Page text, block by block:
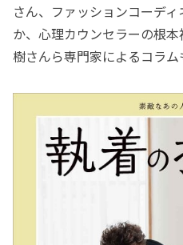
さん、ファッションコーデ
か、心理カウンセラーの根
樹さんら専門家によるコラム